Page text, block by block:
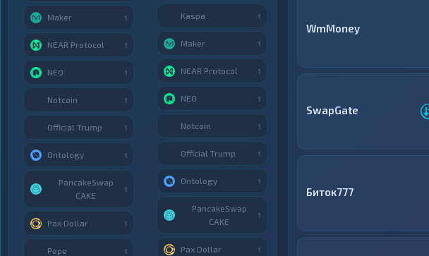
WmMoney
SwapGate
Биток777
Maker 1
NEAR Protocol 1
NEO 1
Notcoin 1
Official Trump 1
Ontology 1
PancakeSwap
CAKE
1
Pax Dollar 1
Pepe 1
Kaspa 1
Maker 1
NEAR Protocol 1
NEO 1
Notcoin 1
Official Trump 1
Ontology 1
PancakeSwap
CAKE
1
Pax Dollar 1